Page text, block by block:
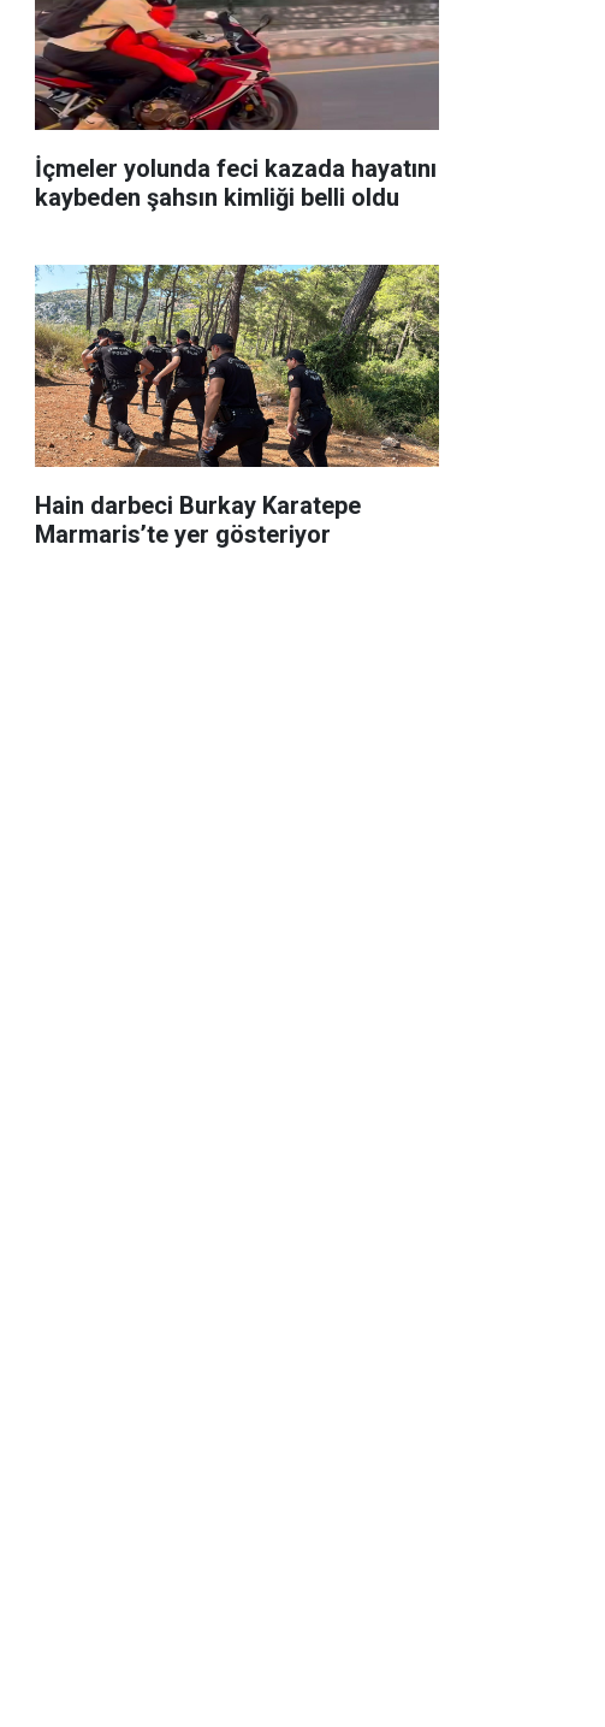
İçmeler yolunda feci kazada hayatını
kaybeden şahsın kimliği belli oldu
Hain darbeci Burkay Karatepe
Marmaris’te yer gösteriyor